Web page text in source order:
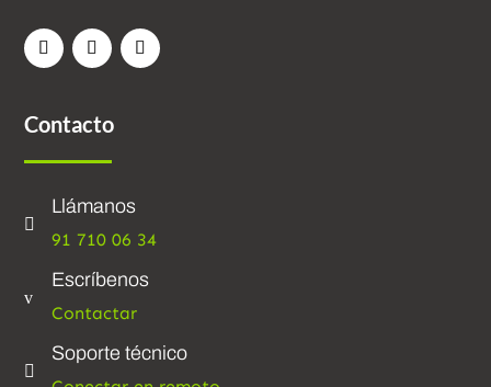
Contacto

Llámanos
91 710 06 34
v
Escríbenos
Contactar

Soporte técnico